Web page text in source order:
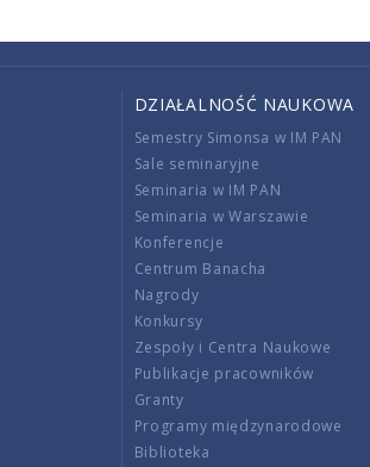
DZIAŁALNOŚĆ NAUKOWA
Semestry Simonsa w IM PAN
Sale seminaryjne
Seminaria w IM PAN
Seminaria w Warszawie
Konferencje
Centrum Banacha
Nagrody
Konkursy
Zespoły i Centra Naukowe
Publikacje pracowników
Granty
Programy międzynarodowe
Biblioteka